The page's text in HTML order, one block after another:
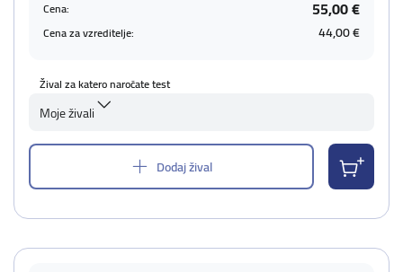
Cena: 55,00 €
Cena za vzreditelje: 44,00 €
Žival za katero naročate test
Moje živali
Dodaj žival